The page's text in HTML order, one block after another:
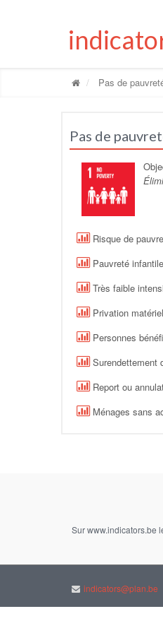
Pas de
Pas de
Risque de
Pauvreté
Très faible
Privation
Personnes
Surendettement
Report ou
Ménages sans
Sur www.indicators.be
indicators@plan.be